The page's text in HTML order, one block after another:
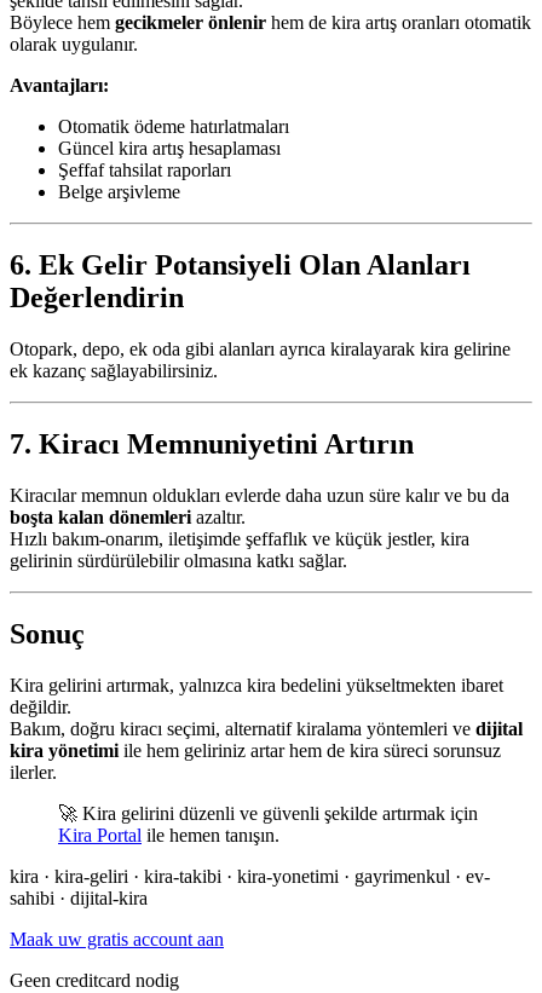
Böylece hem gecikmeler önlenir hem de kira artış oranları otomatik
olarak uygulanır.
Avantajları:
Otomatik ödeme hatırlatmaları
Güncel kira artış hesaplaması
Şeffaf tahsilat raporları
Belge arşivleme
6. Ek Gelir Potansiyeli Olan Alanları
Değerlendirin
Otopark, depo, ek oda gibi alanları ayrıca kiralayarak kira gelirine
ek kazanç sağlayabilirsiniz.
7. Kiracı Memnuniyetini Artırın
Kiracılar memnun oldukları evlerde daha uzun süre kalır ve bu da
boşta kalan dönemleri azaltır.
Hızlı bakım-onarım, iletişimde şeffaflık ve küçük jestler, kira
gelirinin sürdürülebilir olmasına katkı sağlar.
Sonuç
Kira gelirini artırmak, yalnızca kira bedelini yükseltmekten ibaret
değildir.
Bakım, doğru kiracı seçimi, alternatif kiralama yöntemleri ve dijital
kira yönetimi ile hem geliriniz artar hem de kira süreci sorunsuz
ilerler.
🚀 Kira gelirini düzenli ve güvenli şekilde artırmak için
Kira Portal ile hemen tanışın.
kira · kira-geliri · kira-takibi · kira-yonetimi · gayrimenkul · ev-
sahibi · dijital-kira
Maak uw gratis account aan
Geen creditcard nodig